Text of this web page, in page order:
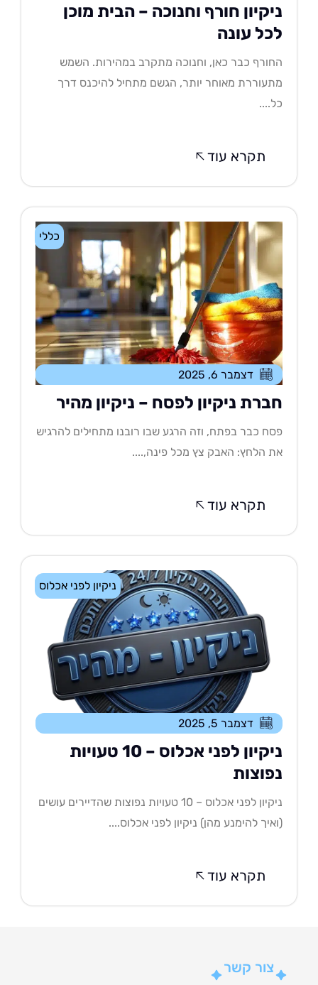
חורף וחנוכה – הבית מוכן
עונה
כבר כאן, וחנוכה מתקרב במהירות. השמש
מאוחר יותר, הגשם מתחיל להיכנס דרך
תקרא עוד
כללי
דצמבר 6, 2025
ניקיון לפסח – ניקיון מהיר
כבר בפתח, וזה הרגע שבו רובנו מתחילים להרגיש
הלחץ: האבק צץ מכל פינה,....
תקרא עוד
ניקיון לפני אכלוס
דצמבר 5, 2025
ניקיון לפני אכלוס – 10 טעויות
ניקיון לפני אכלוס – 10 טעויות נפוצות שהדיירים עושים
להימנע מהן) ניקיון לפני אכלוס....
תקרא עוד
צור קשר